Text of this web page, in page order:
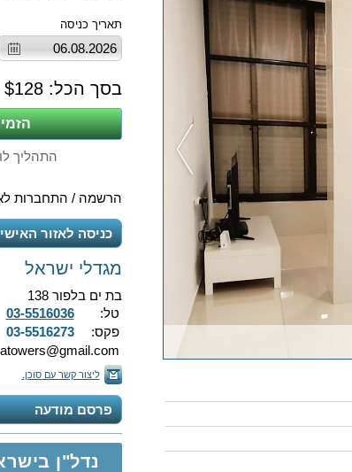
תאריך כניסה
בסך הכל: $128
התהליך לוקח
הרשמה / התחברות
כניסה לאזור האישי
מגדלי ישראל
בת ים בלפור 138
טל:
03-5516036
פקס:
03-5516273
ליצור קשר עם סוכן.
פרסם מודעה
נדל"ן